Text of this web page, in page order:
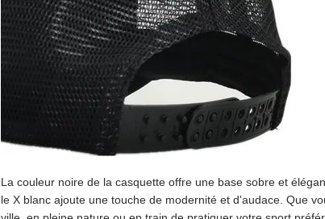
La couleur noire de la casquette offre une base sobre et
le X blanc ajoute une touche de modernité et d'audace. Que